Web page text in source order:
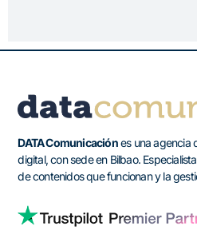
DATA Comunicaciónes una agencia
digital, con sede en Bilbao.
de contenidos que funcionan y la